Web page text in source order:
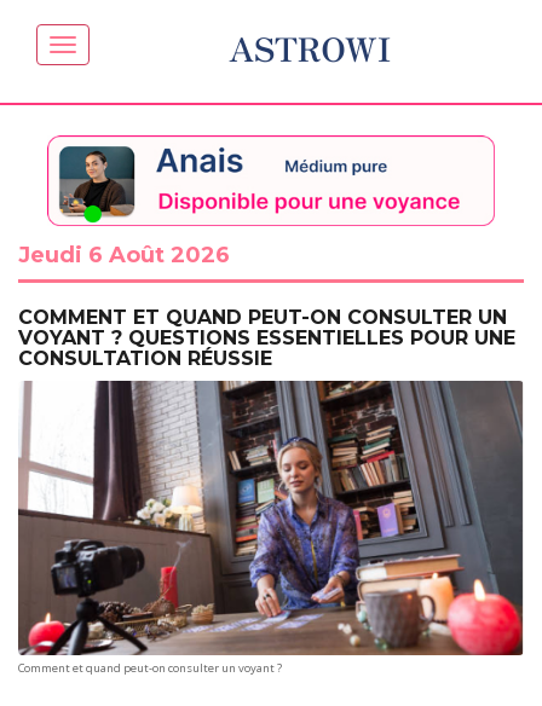
ASTROWI
Jeudi 6 Août 2026
COMMENT ET QUAND PEUT-ON CONSULTER UN
VOYANT ? QUESTIONS ESSENTIELLES POUR UNE
CONSULTATION RÉUSSIE
Comment et quand peut-on consulter un voyant ?